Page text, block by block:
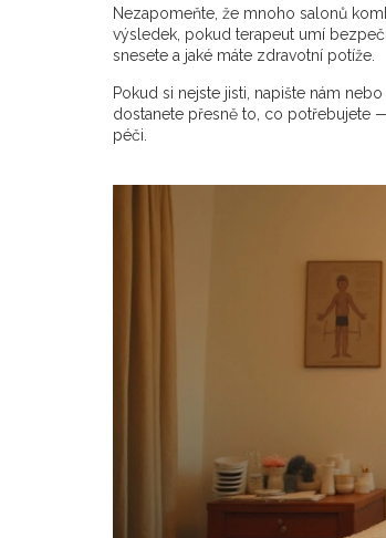
Nezapomeňte, že mnoho salonů
výsledek, pokud terapeut umí
snesete a jaké máte zdravotní potíže.
Pokud si nejste jisti, napište nám
dostanete přesně to, co potřebujete
péči.